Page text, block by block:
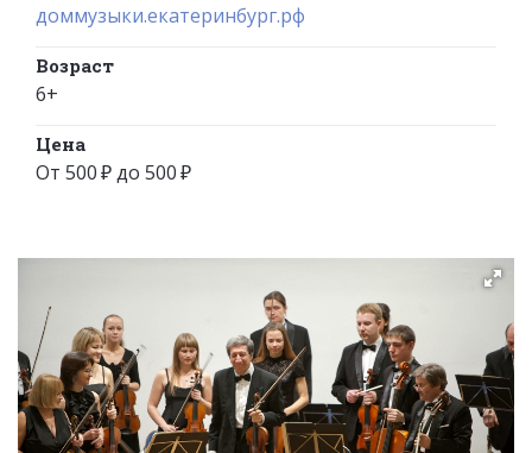
доммузыки.екатеринбург.рф
Возраст
6+
Цена
От 500 ₽ до 500 ₽